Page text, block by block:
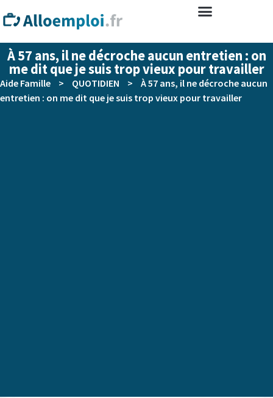
À 57 ans, il ne décroche aucun entretien : on
me dit que je suis trop vieux pour travailler
Aide Famille > QUOTIDIEN >
À 57 ans, il ne décroche aucun
entretien : on me dit que je suis trop vieux pour travailler